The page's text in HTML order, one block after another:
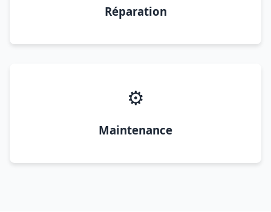
Réparation
⚙️
Maintenance